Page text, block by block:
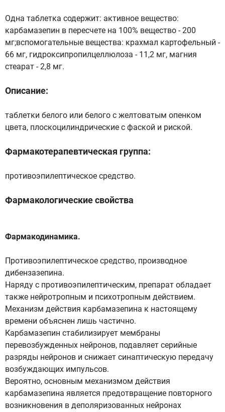
Одна таблетка содержит: активное вещество:
карбамазепин в пересчете на 100% вещество - 200
мг;вспомогательные вещества: крахмал картофельный -
66 мг, гидроксипропилцеллюлоза - 11,2 мг, магния
стеарат - 2,8 мг.
Описание:
таблетки белого или белого с желтоватым опенком
цвета, плоскоцилиндрические с фаской и риской.
Фармакотерапевтическая группа:
противоэпилептическое средство.
Фармакологические свойства
Фармакодинамика.
Противоэпилептическое средство, производное
дибензазепина.
Наряду с противоэпилептическим, препарат обладает
также нейротропным и психотропным действием.
Механизм действия карбамазепина к настоящему
времени объяснен лишь частично.
Карбамазепин стабилизирует мембраны
перевозбужденных нейронов, подавляет серийные
разряды нейронов и снижает синаптическую передачу
возбуждающих импульсов.
Вероятно, основным механизмом действия
карбамазепина является предотвращение повторного
возникновения в деполяризованных нейронах